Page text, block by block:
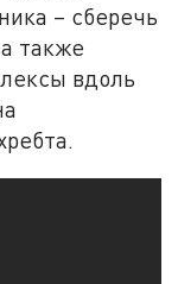
– сберечь
также
вдоль